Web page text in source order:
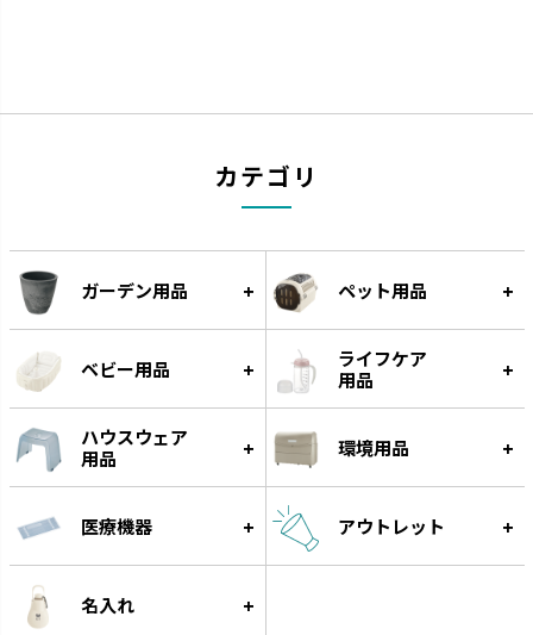
ケアアイテムです。
いやすさを実現しました。
カラリ
引っかけて乾かすことができま
ラクール
機能的なアイテムでワンランクア
ップしたキッチンを実現します。
カテゴリ
ガーデン用品 ペット用品
ベビー用品
ライフケア
用品
ハウスウェア
用品
環境用品
医療機器 アウトレット
名入れ